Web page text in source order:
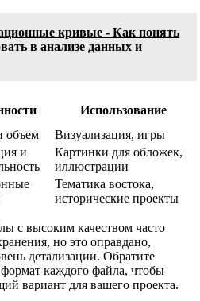
кривые - Как понять
в анализе данных и
Использование
объем
Визуализация, игры
и
Картинки для обложек,
иллюстрации
Тематика востока,
исторические проекты
с высоким качеством часто
но это оправдано,
детализации. Обратите
каждого файла, чтобы
вариант для вашего проекта.